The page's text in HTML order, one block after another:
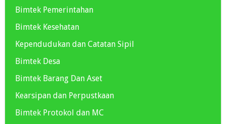
Bimtek Pemerintahan
Bimtek Kesehatan
Kependudukan dan Catatan Sipil
Bimtek Desa
Bimtek Barang Dan Aset
Kearsipan dan Perpustkaan
Bimtek Protokol dan MC